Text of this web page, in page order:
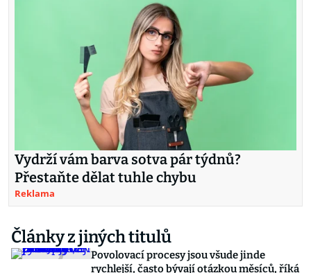
Vydrží vám barva sotva pár týdnů?
Přestaňte dělat tuhle chybu
Reklama
Články z jiných titulů
Povolovací procesy jsou všude jinde
rychlejší, často bývají otázkou měsíců, říká